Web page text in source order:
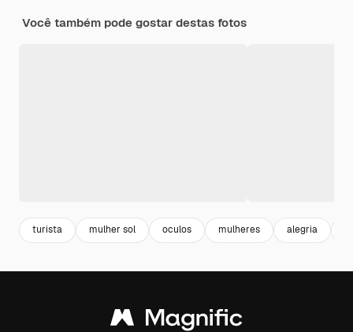
Você também pode gostar destas fotos
turista mulher sol oculos mulheres alegria